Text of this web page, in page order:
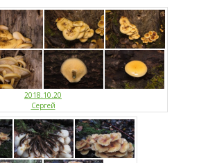
2018.10.20
Сергей